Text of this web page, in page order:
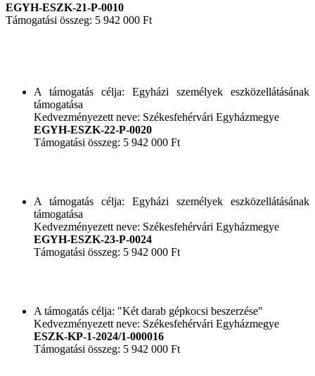
EGYH-ESZK-21-P-0010
Támogatási összeg: 5 942 000 Ft
A támogatás célja: Egyházi személyek eszközellátásának
támogatása
Kedvezményezett neve: Székesfehérvári Egyházmegye
EGYH-ESZK-22-P-0020
Támogatási összeg: 5 942 000 Ft
A támogatás célja: Egyházi személyek eszközellátásának
támogatása
Kedvezményezett neve: Székesfehérvári Egyházmegye
EGYH-ESZK-23-P-0024
Támogatási összeg: 5 942 000 Ft
A támogatás célja: "Két darab gépkocsi beszerzése"
Kedvezményezett neve: Székesfehérvári Egyházmegye
ESZK-KP-1-2024/1-000016
Támogatási összeg: 5 942 000 Ft